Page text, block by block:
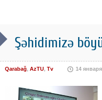
Şəhidimizə
Qarabağ, AzTU, Tv 14 января